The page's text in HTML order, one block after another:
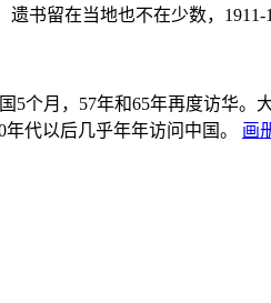
书留在当地也不在少数，
5个月，57年和65年再度访华
代以后几乎年年访问中国。 画